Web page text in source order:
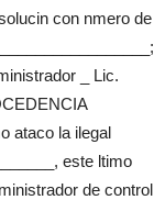
con nmero de
_ Lic.
ataco la ilegal
este ltimo
de control